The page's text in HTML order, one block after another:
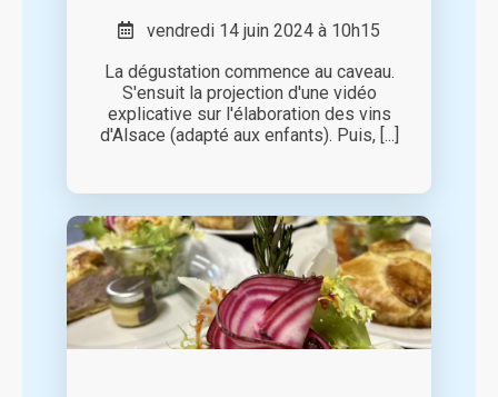
vendredi 14 juin 2024 à 10h15
La dégustation commence au caveau.
S'ensuit la projection d'une vidéo
explicative sur l'élaboration des vins
d'Alsace (adapté aux enfants). Puis, [...]